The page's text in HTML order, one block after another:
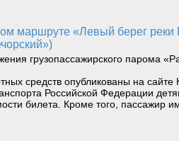
грузопассажирского парома
средств опубликованы на сайте
Российской Федерации
билета. Кроме того, пассажир